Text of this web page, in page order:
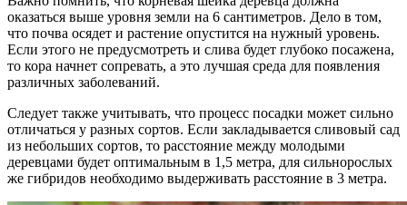
оказаться выше уровня земли на 6 сантиметров. Дело в том,
что почва осядет и растение опустится на нужный уровень.
Если этого не предусмотреть и слива будет глубоко посажена,
то кора начнет сопревать, а это лучшая среда для появления
различных заболеваний.
Следует также учитывать, что процесс посадки может сильно
отличаться у разных сортов. Если закладывается сливовый сад
из небольших сортов, то расстояние между молодыми
деревцами будет оптимальным в 1,5 метра, для сильнорослых
же гибридов необходимо выдерживать расстояние в 3 метра.